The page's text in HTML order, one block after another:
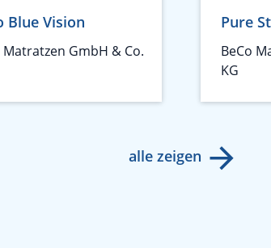
Blue Vision
Matratzen GmbH & Co.
Pure
BeCo
KG
alle zeigen